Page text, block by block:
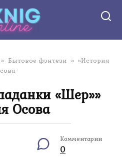
» Бытовое фэнтези » «История
«Шер»»
Осова
Комментарии
0